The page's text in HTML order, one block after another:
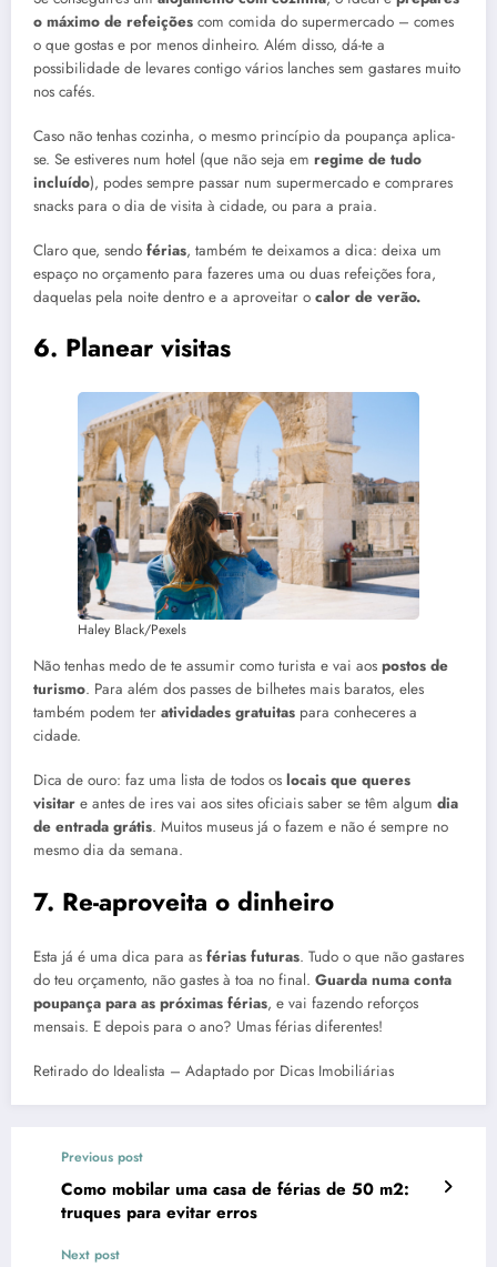
o máximo de refeições com comida do supermercado – comes
o que gostas e por menos dinheiro. Além disso, dá-te a
possibilidade de levares contigo vários lanches sem gastares muito
nos cafés.
Caso não tenhas cozinha, o mesmo princípio da poupança aplica-
se. Se estiveres num hotel (que não seja em regime de tudo
incluído), podes sempre passar num supermercado e comprares
snacks para o dia de visita à cidade, ou para a praia.
Claro que, sendo férias, também te deixamos a dica: deixa um
espaço no orçamento para fazeres uma ou duas refeições fora,
daquelas pela noite dentro e a aproveitar o calor de verão.
6. Planear visitas
Haley Black/Pexels
Não tenhas medo de te assumir como turista e vai aos postos de
turismo. Para além dos passes de bilhetes mais baratos, eles
também podem ter atividades gratuitas para conheceres a
cidade.
Dica de ouro: faz uma lista de todos os locais que queres
visitar e antes de ires vai aos sites oficiais saber se têm algum dia
de entrada grátis. Muitos museus já o fazem e não é sempre no
mesmo dia da semana.
7. Re-aproveita o dinheiro
Esta já é uma dica para as férias futuras. Tudo o que não gastares
do teu orçamento, não gastes à toa no final. Guarda numa conta
poupança para as próximas férias, e vai fazendo reforços
mensais. E depois para o ano? Umas férias diferentes!
Retirado do Idealista – Adaptado por Dicas Imobiliárias
Previous post
Como mobilar uma casa de férias de 50 m2:
truques para evitar erros
Next post